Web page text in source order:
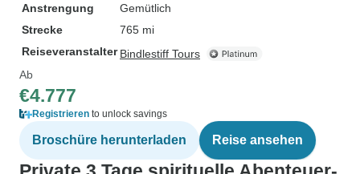
Anstrengung
Gemütlich
Strecke
765 mi
Reiseveranstalter Bindlestiff Tours
Ab
€4.777
Registrieren to unlock savings
Broschüre herunterladen Reise ansehen